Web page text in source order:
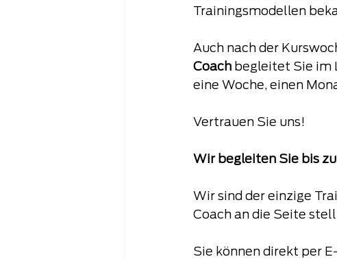
Trainingsmodellen
Auch nach der
Coach begleitet Sie im
eine Woche, einen
Vertrauen Sie uns!
Wir begleiten Sie bis
Wir sind der einzige
Coach an die Seite
Sie können direkt per